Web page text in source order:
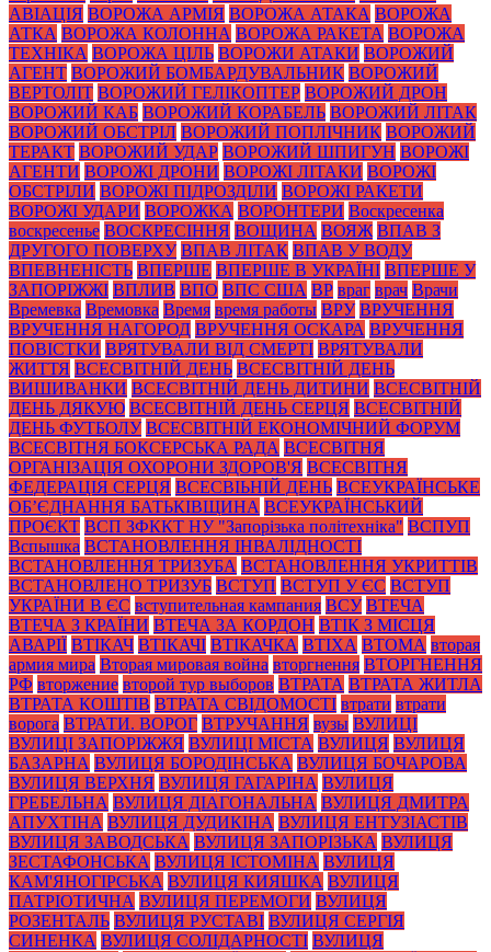
АВІАЦІЯ ВОРОЖА АРМІЯ ВОРОЖА АТАКА ВОРОЖА
АТКА ВОРОЖА КОЛОННА ВОРОЖА РАКЕТА ВОРОЖА
ТЕХНІКА ВОРОЖА ЦІЛЬ ВОРОЖИ АТАКИ ВОРОЖИЙ
АГЕНТ ВОРОЖИЙ БОМБАРДУВАЛЬНИК ВОРОЖИЙ
ВЕРТОЛІТ ВОРОЖИЙ ГЕЛІКОПТЕР ВОРОЖИЙ ДРОН
ВОРОЖИЙ КАБ ВОРОЖИЙ КОРАБЕЛЬ ВОРОЖИЙ ЛІТАК
ВОРОЖИЙ ОБСТРІЛ ВОРОЖИЙ ПОПЛІЧНИК ВОРОЖИЙ
ТЕРАКТ ВОРОЖИЙ УДАР ВОРОЖИЙ ШПИГУН ВОРОЖІ
АГЕНТИ ВОРОЖІ ДРОНИ ВОРОЖІ ЛІТАКИ ВОРОЖІ
ОБСТРІЛИ ВОРОЖІ ПІДРОЗДІЛИ ВОРОЖІ РАКЕТИ
ВОРОЖІ УДАРИ ВОРОЖКА ВОРОНТЕРИ Воскресенка
воскресенье ВОСКРЕСІННЯ ВОЩИНА ВОЯЖ ВПАВ З
ДРУГОГО ПОВЕРХУ ВПАВ ЛІТАК ВПАВ У ВОДУ
ВПЕВНЕНІСТЬ ВПЕРШЕ ВПЕРШЕ В УКРАЇНІ ВПЕРШЕ У
ЗАПОРІЖЖІ ВПЛИВ ВПО ВПС США ВР враг врач Врачи
Времевка Времовка Время время работы ВРУ ВРУЧЕННЯ
ВРУЧЕННЯ НАГОРОД ВРУЧЕННЯ ОСКАРА ВРУЧЕННЯ
ПОВІСТКИ ВРЯТУВАЛИ ВІД СМЕРТІ ВРЯТУВАЛИ
ЖИТТЯ ВСЕСВІТНІЙ ДЕНЬ ВСЕСВІТНІЙ ДЕНЬ
ВИШИВАНКИ ВСЕСВІТНІЙ ДЕНЬ ДИТИНИ ВСЕСВІТНІЙ
ДЕНЬ ДЯКУЮ ВСЕСВІТНІЙ ДЕНЬ СЕРЦЯ ВСЕСВІТНІЙ
ДЕНЬ ФУТБОЛУ ВСЕСВІТНІЙ ЕКОНОМІЧНИЙ ФОРУМ
ВСЕСВІТНЯ БОКСЕРСЬКА РАДА ВСЕСВІТНЯ
ОРГАНІЗАЦІЯ ОХОРОНИ ЗДОРОВ'Я ВСЕСВІТНЯ
ФЕДЕРАЦІЯ СЕРЦЯ ВСЕСВІЬНІЙ ДЕНЬ ВСЕУКРАЇНСЬКЕ
ОБ’ЄДНАННЯ БАТЬКІВЩИНА ВСЕУКРАЇНСЬКИЙ
ПРОЄКТ ВСП ЗФККТ НУ "Запорізька політехніка" ВСПУП
Вспышка ВСТАНОВЛЕННЯ ІНВАЛІДНОСТІ
ВСТАНОВЛЕННЯ ТРИЗУБА ВСТАНОВЛЕННЯ УКРИТТІВ
ВСТАНОВЛЕНО ТРИЗУБ ВСТУП ВСТУП У ЄС ВСТУП
УКРАЇНИ В ЄС вступительная кампания ВСУ ВТЕЧА
ВТЕЧА З КРАЇНИ ВТЕЧА ЗА КОРДОН ВТІК З МІСЦЯ
АВАРІЇ ВТІКАЧ ВТІКАЧІ ВТІКАЧКА ВТІХА ВТОМА вторая
армия мира Вторая мировая война вторгнення ВТОРГНЕННЯ
РФ вторжение второй тур выборов ВТРАТА ВТРАТА ЖИТЛА
ВТРАТА КОШТІВ ВТРАТА СВІДОМОСТІ втрати втрати
ворога ВТРАТИ. ВОРОГ ВТРУЧАННЯ вузы ВУЛИЦІ
ВУЛИЦІ ЗАПОРІЖЖЯ ВУЛИЦІ МІСТА ВУЛИЦЯ ВУЛИЦЯ
БАЗАРНА ВУЛИЦЯ БОРОДІНСЬКА ВУЛИЦЯ БОЧАРОВА
ВУЛИЦЯ ВЕРХНЯ ВУЛИЦЯ ГАГАРІНА ВУЛИЦЯ
ГРЕБЕЛЬНА ВУЛИЦЯ ДІАГОНАЛЬНА ВУЛИЦЯ ДМИТРА
АПУХТІНА ВУЛИЦЯ ДУДИКІНА ВУЛИЦЯ ЕНТУЗІАСТІВ
ВУЛИЦЯ ЗАВОДСЬКА ВУЛИЦЯ ЗАПОРІЗЬКА ВУЛИЦЯ
ЗЕСТАФОНСЬКА ВУЛИЦЯ ІСТОМІНА ВУЛИЦЯ
КАМ'ЯНОГІРСЬКА ВУЛИЦЯ КИЯШКА ВУЛИЦЯ
ПАТРІОТИЧНА ВУЛИЦЯ ПЕРЕМОГИ ВУЛИЦЯ
РОЗЕНТАЛЬ ВУЛИЦЯ РУСТАВІ ВУЛИЦЯ СЕРГІЯ
СИНЕНКА ВУЛИЦЯ СОЛІДАРНОСТІ ВУЛИЦЯ